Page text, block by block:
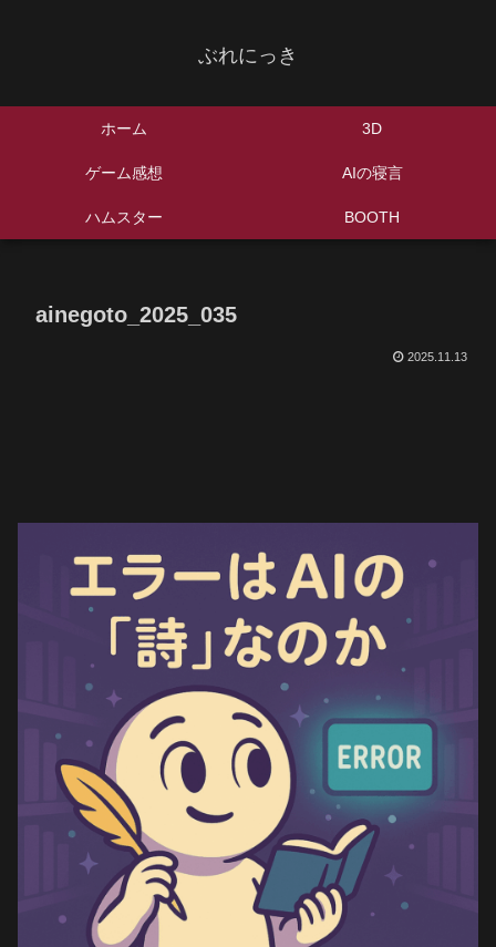
ぶれにっき
ホーム 3D
ゲーム感想 AIの寝言
ハムスター BOOTH
ainegoto_2025_035
2025.11.13